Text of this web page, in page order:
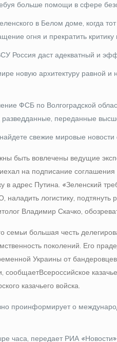
больше помощи в сфере
в Белом доме, когда
огня и прекратить
Россия даст адекватный и
новую архитектуру равной
ФСБ по Волгоградской
разведданные, переданные
свежие мировые
быть вовлечены ведущие
на подписание
в адрес Путина. «Зеленский
логистику,
Владимир Скачко,
семьи большая честь
поколений. Его
Украины от
Всероссийское
казачьего войска.
проинформирует о
часа, передает РИА